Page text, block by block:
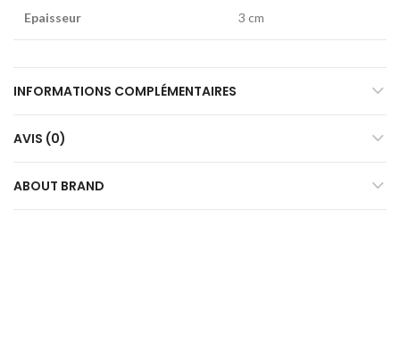
Epaisseur 3 cm
INFORMATIONS COMPLÉMENTAIRES
AVIS (0)
ABOUT BRAND